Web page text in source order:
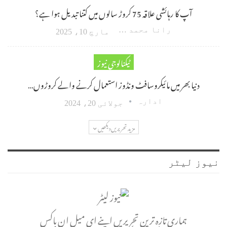
آپ کا رہائشی علاقہ 75 کروڑ سالوں میں کتنا تبدیل ہوا ہے؟
رانا محمد امین اکبر مارچ 10، 2025
ٹیکنالوجی نیوز
دنیا بھر میں مائیکروسافٹ ونڈوز استعمال کرنے والے کروڑوں…
ادارہ جولائی 20، 2024
مزید تحریریں دیکھیں
نیوز لیٹر
ہماری تازہ ترین تحریریں اپنے ای میل ان باکس